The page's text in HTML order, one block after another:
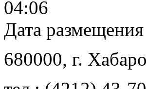
04:06
Дата
680000, г.